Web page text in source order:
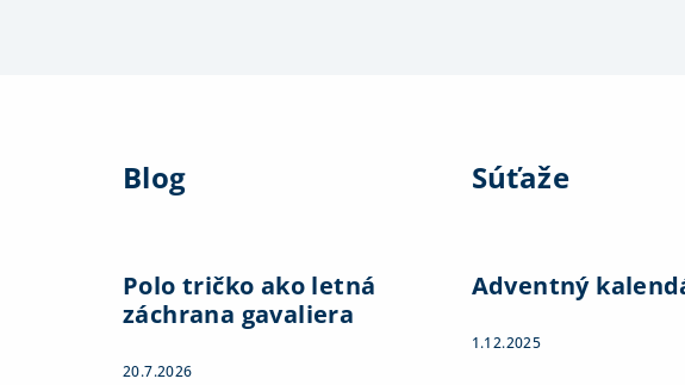
Blog
Polo tričko ako letná
záchrana gavaliera
20.7.2026
Súťaže
Adventný
1.12.2025